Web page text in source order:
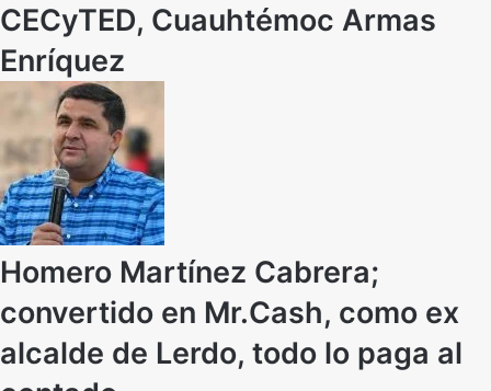
CECyTED, Cuauhtémoc Armas
Enríquez
Homero Martínez Cabrera;
convertido en Mr.Cash, como ex
alcalde de Lerdo, todo lo paga al